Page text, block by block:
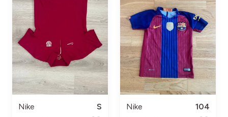
Nike
S
Nike
104